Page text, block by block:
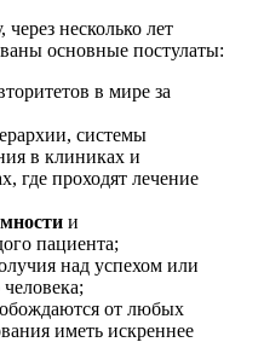
несколько лет
основные постулаты:
в мире за
системы
в клиниках и
где проходят лечение
и
пациента;
над успехом или
от любых
иметь искреннее